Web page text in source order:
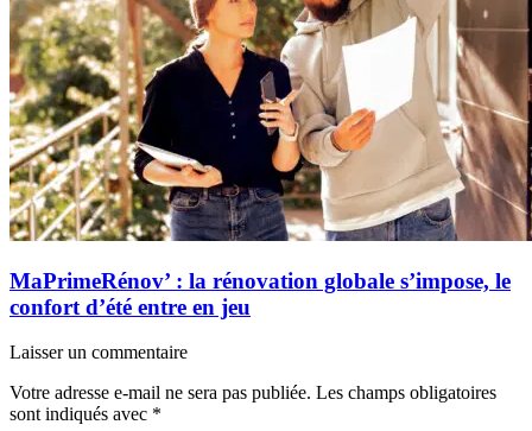
MaPrimeRénov’ : la rénovation globale s’impose, le
confort d’été entre en jeu
Laisser un commentaire
Votre adresse e-mail ne sera pas publiée. Les champs obligatoires
sont indiqués avec *